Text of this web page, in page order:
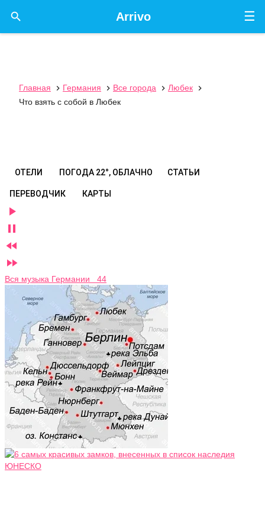
☰
Arrivo

Главная  Германия  Все города  Любек

Что взять с собой в Любек
ОТЕЛИ ПОГОДА 22°, ОБЛАЧНО СТАТЬИ
ПЕРЕВОДЧИК КАРТЫ




Вся музыка Германии 44